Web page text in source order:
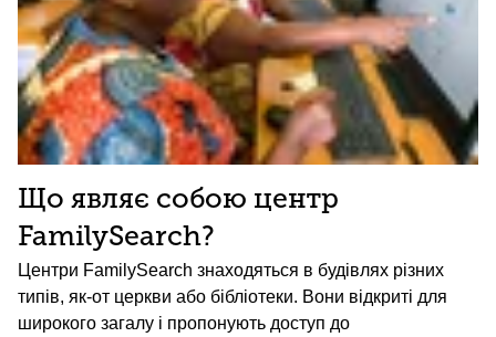
Що являє собою центр
FamilySearch?
Центри FamilySearch знаходяться в будівлях різних
типів, як-от церкви або бібліотеки. Вони відкриті для
широкого загалу і пропонують доступ до